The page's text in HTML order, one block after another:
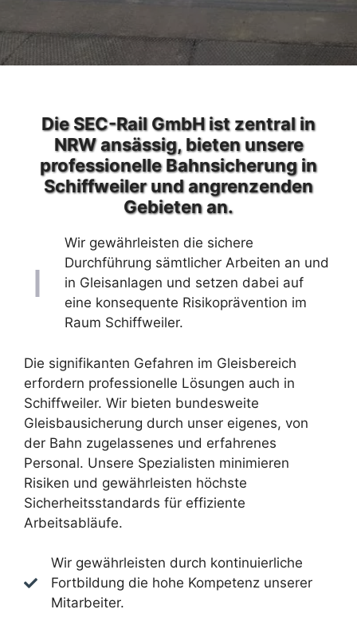
Die SEC-Rail GmbH ist zentral in
NRW ansässig, bieten unsere
professionelle Bahnsicherung in
Schiffweiler und angrenzenden
Gebieten an.
Wir gewährleisten die sichere
Durchführung sämtlicher Arbeiten an und
in Gleisanlagen und setzen dabei auf
eine konsequente Risikoprävention im
Raum Schiffweiler.
Die signifikanten Gefahren im Gleisbereich
erfordern professionelle Lösungen auch in
Schiffweiler. Wir bieten bundesweite
Gleisbausicherung durch unser eigenes, von
der Bahn zugelassenes und erfahrenes
Personal. Unsere Spezialisten minimieren
Risiken und gewährleisten höchste
Sicherheitsstandards für effiziente
Arbeitsabläufe.
Wir gewährleisten durch kontinuierliche
Fortbildung die hohe Kompetenz unserer
Mitarbeiter.